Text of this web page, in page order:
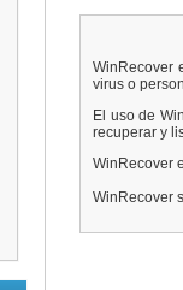
WinRecover
virus o
El uso de
recuperar y
WinRecover
WinRecover